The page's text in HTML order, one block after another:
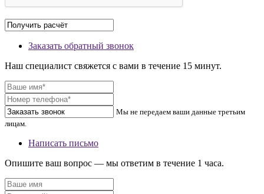
Заказать обратный звонок
Наш специалист свяжется с вами в течение 15 минут.
Мы не передаем ваши данные третьим
лицам.
Написать письмо
Опишите ваш вопрос — мы ответим в течение 1 часа.